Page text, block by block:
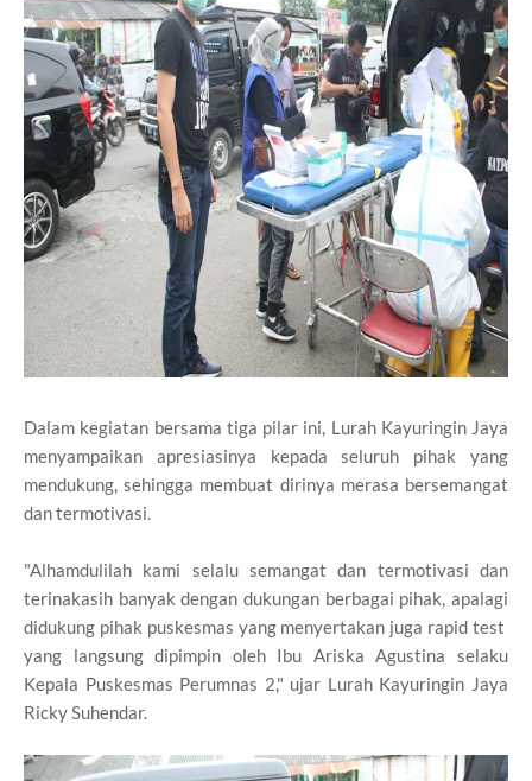
Dalam kegiatan bersama tiga pilar ini, Lurah Kayuringin Jaya
menyampaikan apresiasinya kepada seluruh pihak yang
mendukung, sehingga membuat dirinya merasa bersemangat
dan termotivasi.
"Alhamdulilah kami selalu semangat dan termotivasi dan
terinakasih banyak dengan dukungan berbagai pihak, apalagi
didukung pihak puskesmas yang menyertakan juga rapid test
yang langsung dipimpin oleh Ibu Ariska Agustina selaku
Kepala Puskesmas Perumnas 2," ujar Lurah Kayuringin Jaya
Ricky Suhendar.